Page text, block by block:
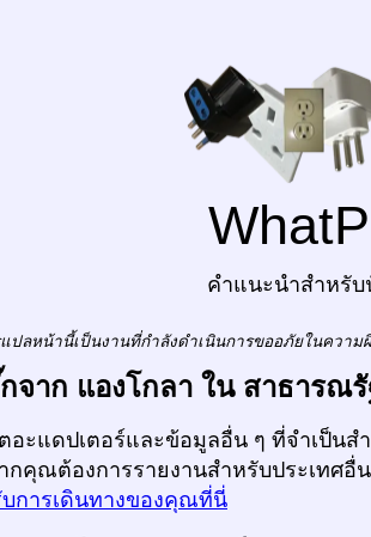
คำแนะนำสำหรับ
ปลหน้านี้เป็นงานที่กำลังดำเนินการขออภัยในควา
จาก แองโกลา ใน สาธารณรั
อะแดปเตอร์และข้อมูลอื่น ๆ ที่จำเป็นส
คุณต้องการรายงานสำหรับประเทศอื่น
การเดินทางของคุณที่นี่